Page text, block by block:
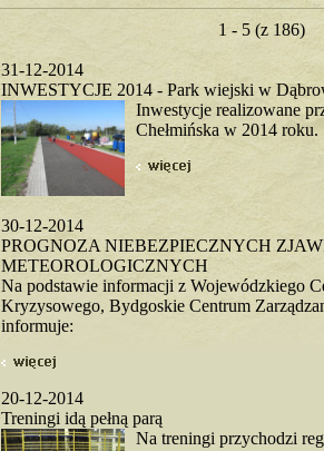
1 - 5 (z 186)
31-12-2014
INWESTYCJE 2014 - Park wiejski w
Inwestycje realizowane
Chełmińska w 2014 roku.
30-12-2014
PROGNOZA NIEBEZPIECZNYCH
METEOROLOGICZNYCH
Na podstawie informacji z Wojewódzkiego
Kryzysowego, Bydgoskie Centrum
informuje:
20-12-2014
Treningi idą pełną parą
Na treningi przychodzi